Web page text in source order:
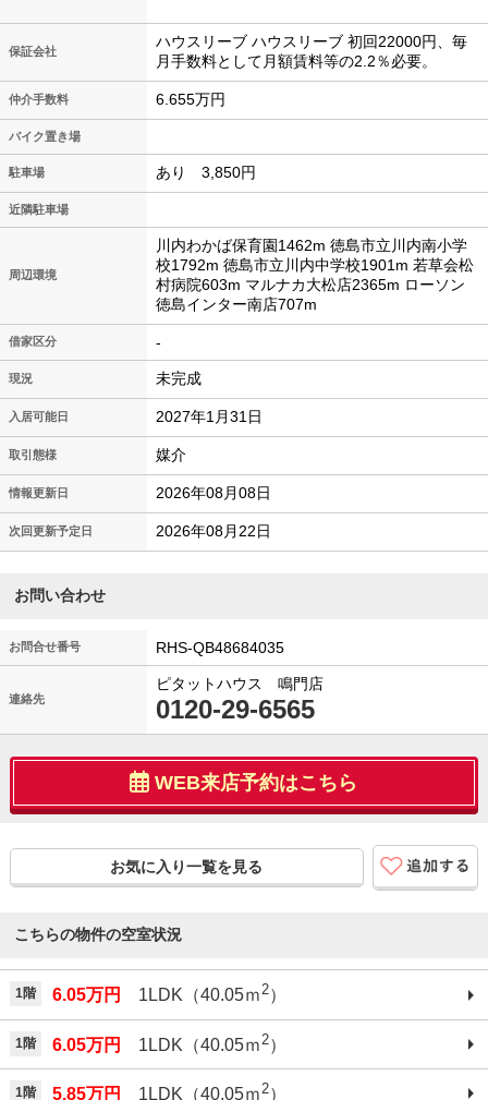
保証会社
ハウスリーブ ハウスリーブ 初回22000円、毎
月手数料として月額賃料等の2.2％必要。
仲介手数料 6.655万円
バイク置き場
駐車場 あり 3,850円
近隣駐車場
周辺環境
川内わかば保育園1462m 徳島市立川内南小学
校1792m 徳島市立川内中学校1901m 若草会松
村病院603m マルナカ大松店2365m ローソン
徳島インター南店707m
借家区分 -
現況 未完成
入居可能日 2027年1月31日
取引態様 媒介
情報更新日 2026年08月08日
次回更新予定日 2026年08月22日
お問い合わせ
お問合せ番号 RHS-QB48684035
連絡先
ピタットハウス 鳴門店
0120-29-6565
WEB来店予約はこちら
お気に入り一覧を見る
こちらの物件の空室状況
1階 6.05万円 1LDK（40.05ｍ2）
1階 6.05万円 1LDK（40.05ｍ 2）
1階 5.85万円 1LDK（40.05ｍ 2）